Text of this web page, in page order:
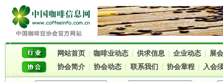
网站首页 咖啡业动态 供求信息 企业动态
展
协会简介
协会动态 联系我们 协会章程 入会